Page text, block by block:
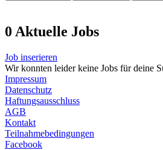
0 Aktuelle Jobs
Job inserieren
Wir konnten leider keine Jobs für deine
Impressum
Datenschutz
Haftungsausschluss
AGB
Kontakt
Teilnahmebedingungen
Facebook